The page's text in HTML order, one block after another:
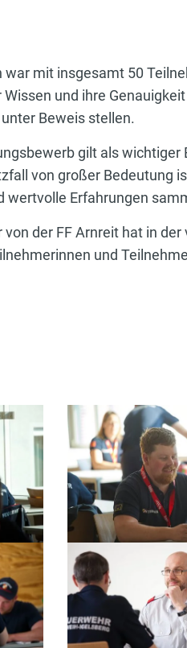
war mit insgesamt 50
und ihre
Beweis stellen.
gilt als
von großer Bedeutung
wertvolle Erfahrungen
von der FF Arnreit hat in
und